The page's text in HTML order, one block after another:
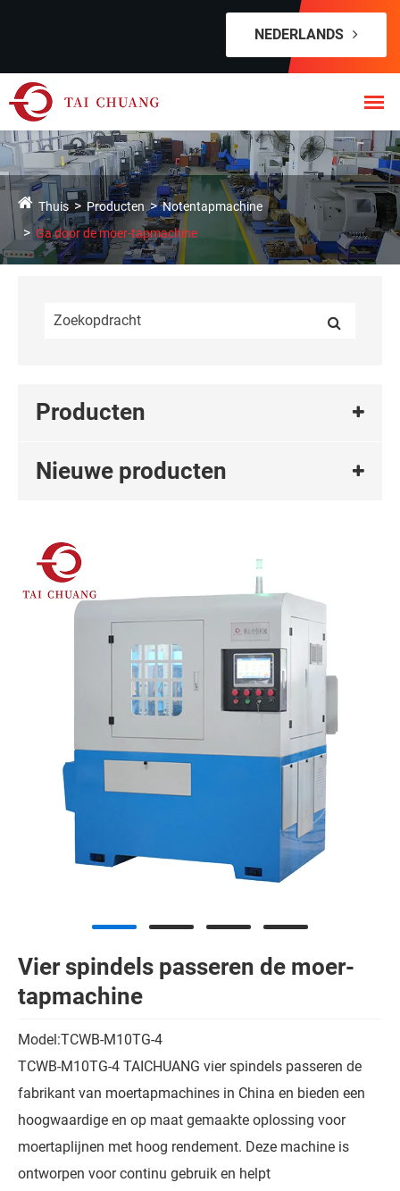
NEDERLANDS
Thuis Producten
Notentapmachine
Ga door de moer-tapmachine
Producten
Nieuwe producten
Vier spindels passeren de moer-
tapmachine
Model:TCWB-M10TG-4
TCWB-M10TG-4 TAICHUANG vier spindels passeren de
fabrikant van moertapmachines in China en bieden een
hoogwaardige en op maat gemaakte oplossing voor
moertaplijnen met hoog rendement. Deze machine is
ontworpen voor continu gebruik en helpt